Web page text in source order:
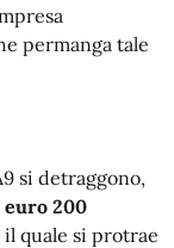
permanga tale
si detraggono,
euro 200
quale si protrae